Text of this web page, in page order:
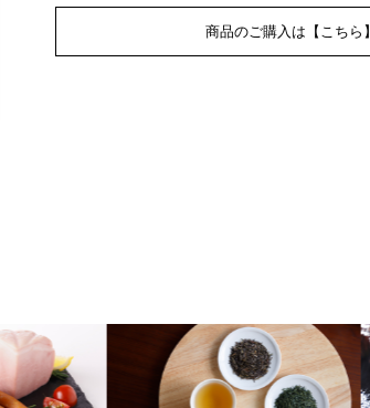
商品のご購入は【こちら】